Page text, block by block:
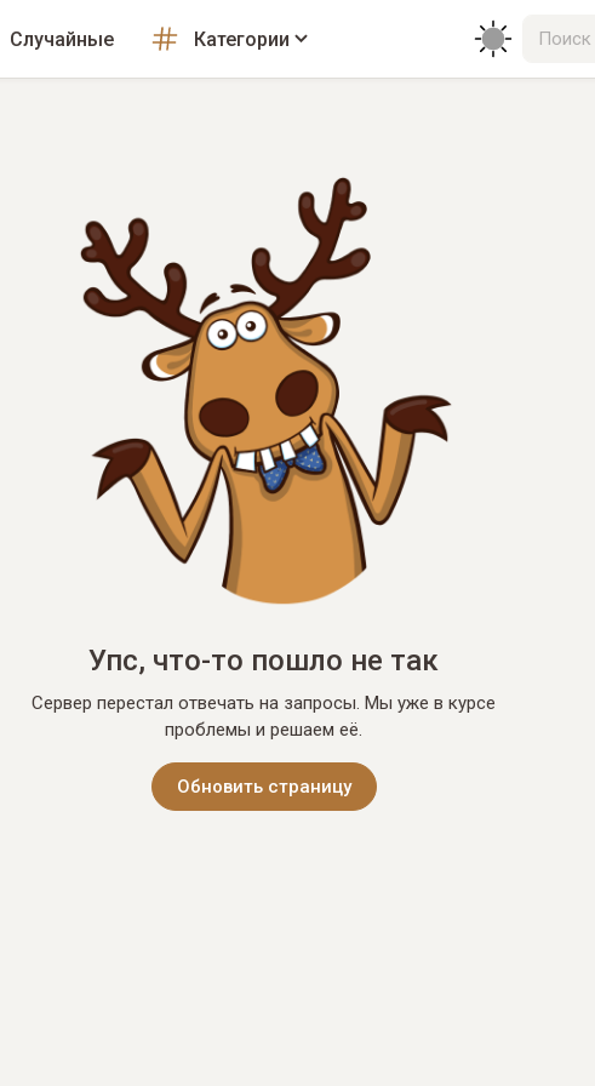
Случайные Категории
Упс, что-то пошло не так
Сервер перестал отвечать на запросы. Мы уже в курсе
проблемы и решаем её.
Обновить страницу